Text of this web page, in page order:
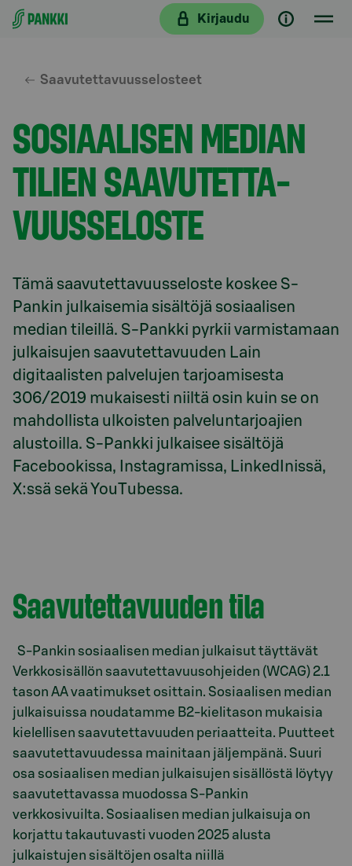
Siirry suoraan sisältöön
Kirjaudu
Saavutettavuusselosteet
SOSIAALISEN MEDIAN
TILIEN SAAVU­TET­TA­
VUUS­SELOSTE
Tämä saavutettavuusseloste koskee S-
Pankin julkaisemia sisältöjä sosiaalisen
median tileillä. S⁠-⁠Pankki pyrkii varmistamaan
julkaisujen saavutettavuuden Lain
digitaalisten palvelujen tarjoamisesta
306/2019 mukaisesti niiltä osin kuin se on
mahdollista ulkoisten palveluntarjoajien
alustoilla. S-Pankki julkaisee sisältöjä
Facebookissa, Instagramissa, LinkedInissä,
X:ssä sekä YouTubessa.
Saavutettavuuden tila
S-Pankin sosiaalisen median julkaisut täyttävät
Verkkosisällön saavutettavuusohjeiden (WCAG) 2.1
tason AA vaatimukset osittain. Sosiaalisen median
julkaisuissa noudatamme B2‑kielitason mukaisia
kielellisen saavutettavuuden periaatteita. Puutteet
saavutettavuudessa mainitaan jäljempänä. Suuri
osa sosiaalisen median julkaisujen sisällöstä löytyy
saavutettavassa muodossa S-Pankin
verkkosivuilta. Sosiaalisen median julkaisuja on
korjattu takautuvasti vuoden 2025 alusta
julkaistujen sisältöjen osalta niillä